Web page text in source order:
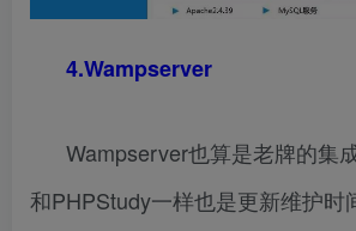
4.Wampserver
Wampserver也算是老牌的集
和PHPStudy一样也是更新维护时